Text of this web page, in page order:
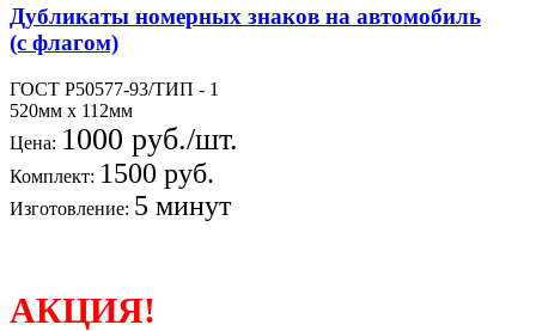
Дубликаты номерных знаков на автомобиль
(с флагом)
ГОСТ Р50577-93/ТИП - 1
520мм х 112мм
Цена: 1000 руб./шт.
Комплект: 1500 руб.
Изготовление: 5 минут
АКЦИЯ!